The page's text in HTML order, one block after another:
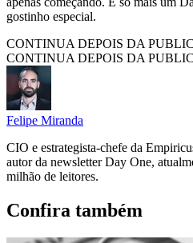
gostinho especial.
CONTINUA DEPOIS DA
CONTINUA DEPOIS DA
Felipe Miranda
CIO e estrategista-chefe da
autor da newsletter Day One,
milhão de leitores.
Confira também